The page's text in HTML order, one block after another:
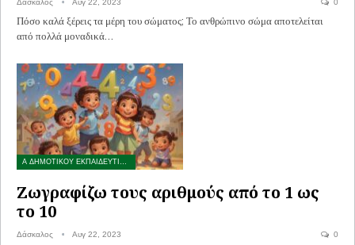
Πόσο καλά ξέρεις τα μέρη του σώματος; Το ανθρώπινο σώμα αποτελείται
από πολλά μοναδικά…
Ζωγραφίζω τους αριθμούς από το 1 ως
το 10
Δάσκαλος Αυγ 22, 2023 0